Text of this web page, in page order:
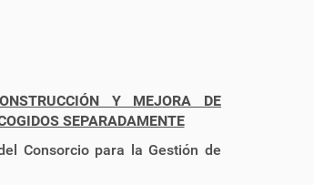
Y MEJORA DE
SEPARADAMENTE
Consorcio para la Gestión de